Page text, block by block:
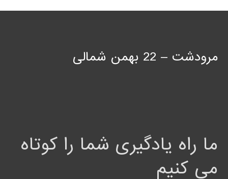
مرودشت – 22 بهمن شمالی
ما راه یادگیری شما را کوتاه
می کنیم